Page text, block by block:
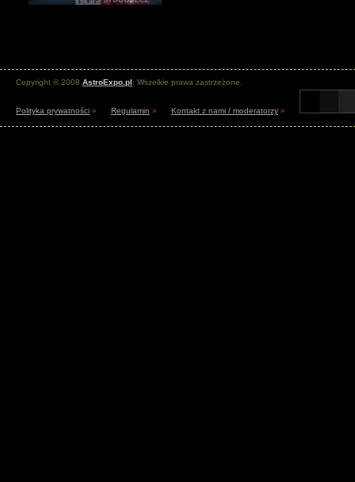
Copyright © 2008 AstroExpo.pl . Wszelkie prawa zastrzeżone.
Polityka prywatności » Regulamin » Kontakt z nami / moderatorzy »